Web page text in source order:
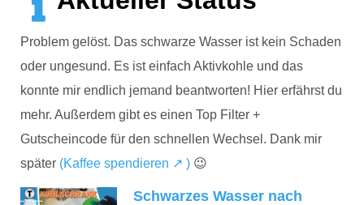
Problem gelöst. Das schwarze Wasser ist kein Schaden
oder ungesund. Es ist einfach Aktivkohle und das
konnte mir endlich jemand beantworten! Hier erfährst du
mehr. Außerdem gibt es einen Top Filter +
Gutscheincode für den schnellen Wechsel. Dank mir
später (Kaffee spendieren ↗ ) 😉
Schwarzes Wasser nach